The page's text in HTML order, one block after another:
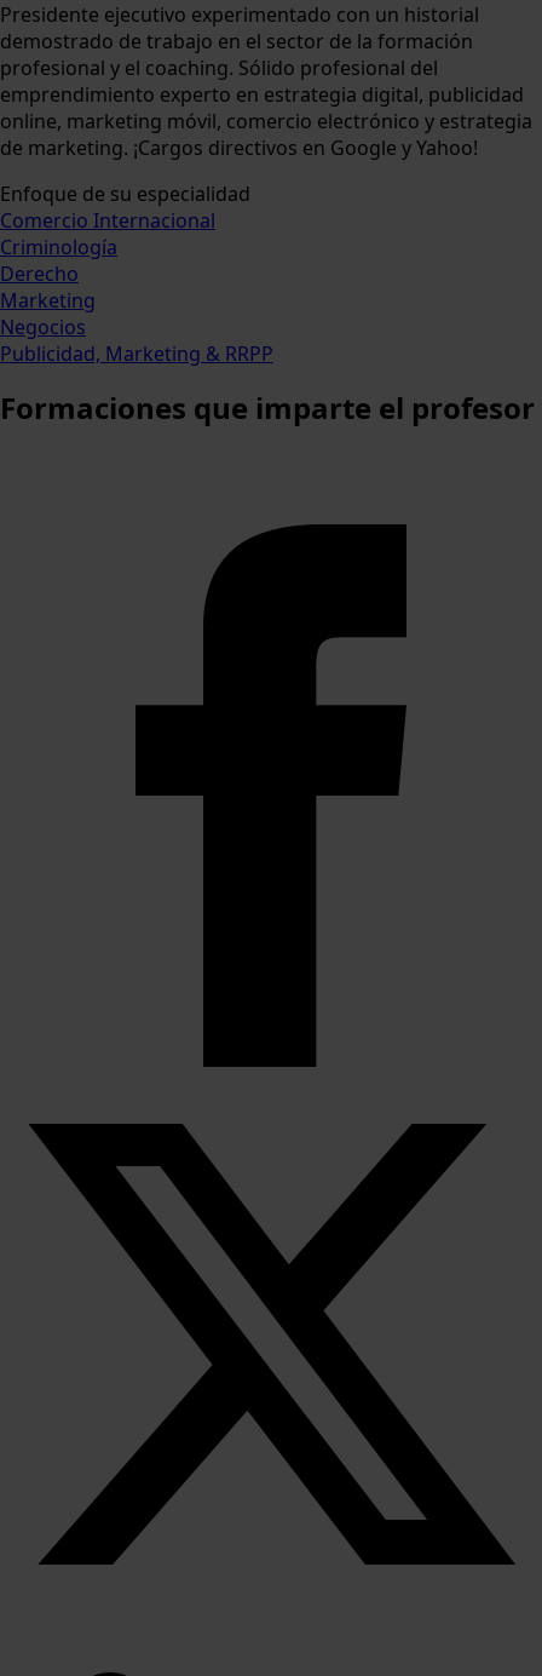
Presidente ejecutivo experimentado con un historial
demostrado de trabajo en el sector de la formación
profesional y el coaching. Sólido profesional del
emprendimiento experto en estrategia digital, publicidad
online, marketing móvil, comercio electrónico y estrategia
de marketing. ¡Cargos directivos en Google y Yahoo!
Enfoque de su especialidad
Comercio Internacional
Criminología
Derecho
Marketing
Negocios
Publicidad, Marketing & RRPP
Formaciones que imparte el profesor